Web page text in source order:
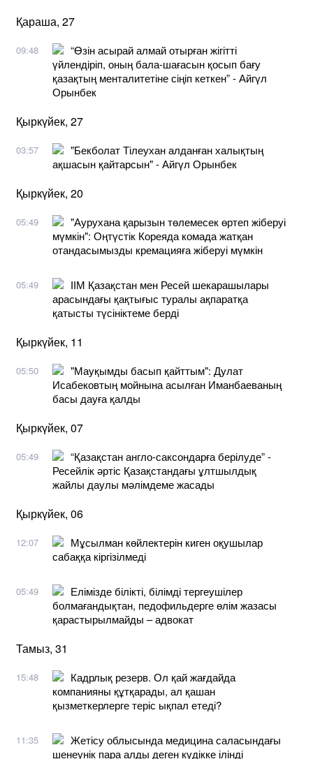
Қараша, 27
09:48
“Өзін асырай алмай отырған жігітті
үйлендіріп, оның бала-шағасын қосып бағу
қазақтың менталитетіне сіңіп кеткен” - Айгүл
Орынбек
Қыркүйек, 27
03:57
"Бекболат Тілеухан алданған халықтың
ақшасын қайтарсын" - Айгүл Орынбек
Қыркүйек, 20
05:49
"Аурухана қарызын төлемесек өртеп жіберуі
мүмкін": Оңтүстік Кореяда комада жатқан
отандасымызды кремацияға жіберуі мүмкін
05:49
ІІМ Қазақстан мен Ресей шекарашылары
арасындағы қақтығыс туралы ақпаратқа
қатысты түсініктеме берді
Қыркүйек, 11
05:50
"Мауқымды басып қайттым": Дулат
Исабековтың мойнына асылған Иманбаеваның
басы дауға қалды
Қыркүйек, 07
05:49
“Қазақстан англо-саксондарға берілуде” -
Ресейлік әртіс Қазақстандағы ұлтшылдық
жайлы даулы мәлімдеме жасады
Қыркүйек, 06
12:07
Мұсылман көйлектерін киген оқушылар
сабаққа кіргізілмеді
05:49
Елімізде білікті, білімді тергеушілер
болмағандықтан, педофильдерге өлім жазасы
қарастырылмайды – адвокат
Тамыз, 31
15:48
Кадрлық резерв. Ол қай жағдайда
компанияны құтқарады, ал қашан
қызметкерлерге теріс ықпал етеді?
11:35
Жетісу облысында медицина саласындағы
шенеунік пара алды деген күдікке ілінді